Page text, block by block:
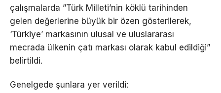
çalışmalarda ”Türk Milleti’nin köklü tarihinden
gelen değerlerine büyük bir özen gösterilerek,
‘Türkiye’ markasının ulusal ve uluslararası
mecrada ülkenin çatı markası olarak kabul edildiği”
belirtildi.
Genelgede şunlara yer verildi: